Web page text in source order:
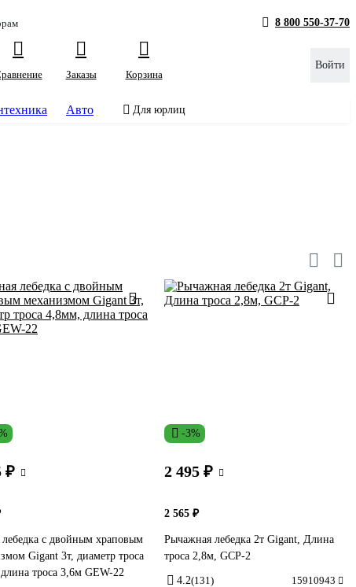
8 800 550-37-70
Заказы Корзина
Войти
Авто Для юрлиц
₽
лебедка с двойным храповым
Gigant 3т, диаметр троса
троса 3,6м GEW-22
-3%
2 495 ₽
2 565 ₽
Рычажная лебедка 2т Gigant, Длина
троса 2,8м, GCP-2
4.2(131) 15910943